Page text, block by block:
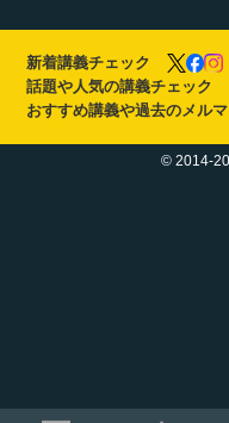
新着講義チェック
話題や人気の講義チェック
おすすめ講義や過去のメル
© 2014-